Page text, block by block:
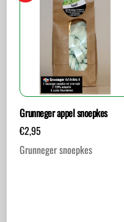
Grunneger appel snoepkes
€2,95
Grunneger snoepkes